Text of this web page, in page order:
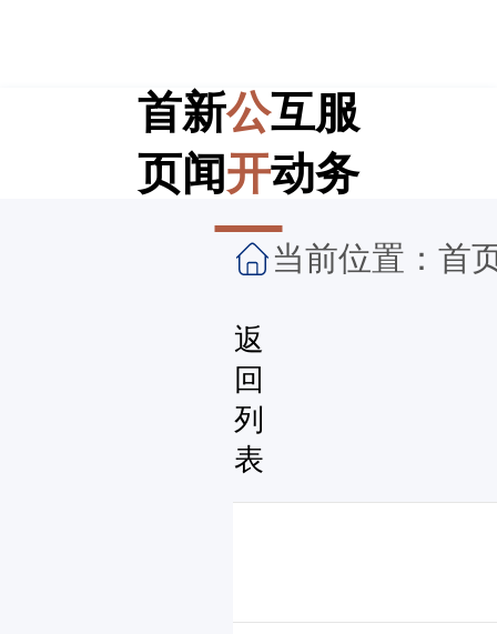
首
页
新
闻
公
开
互
动
服
务
当前位置： 首
返
回
列
表